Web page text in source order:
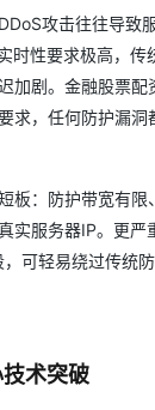
攻击往往导致
时性要求极高，传
加剧。金融股票配
求，任何防护漏洞
板：防护带宽有限
实服务器IP。更严
可轻易绕过传统
术突破